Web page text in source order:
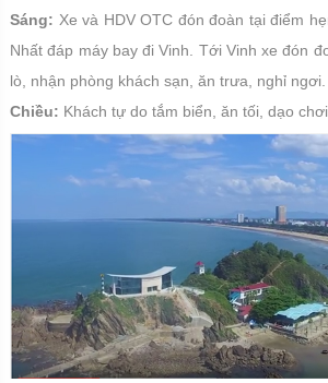
Sáng: Xe và HDV OTC đón đoàn tại điểm
Nhất đáp máy bay đi Vinh. Tới Vinh xe đón
lò, nhận phòng khách sạn, ăn trưa, nghỉ ngơi.
Chiều: Khách tự do tắm biển, ăn tối, dạo chơi